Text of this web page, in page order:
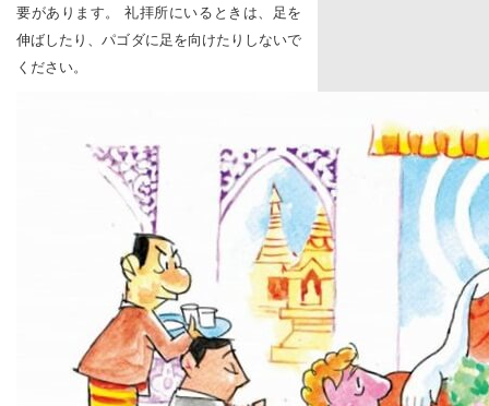
要があります。 礼拝所にいるときは、足を
伸ばしたり、パゴダに足を向けたりしないで
ください。